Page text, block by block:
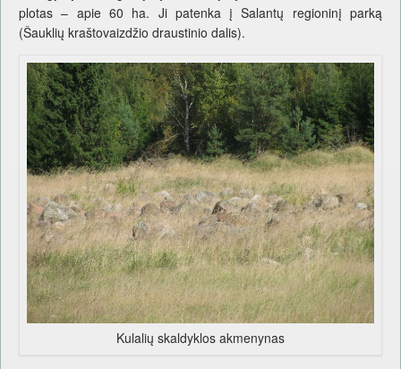
plotas – apie 60 ha. Ji patenka į Salantų regioninį parką
(Šauklių kraštovaizdžio draustinio dalis).
Kulalių skaldyklos akmenynas